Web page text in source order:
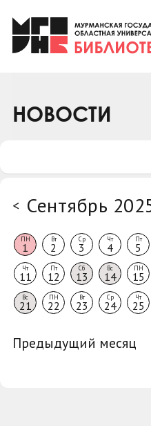
Клуб «Гиря и
Клуб
Коллегам
НОВОСТИ
< Сентябрь
ПН
1
Вт
2
Ср
3
Чт
4
Пт
5
Чт
11
Пт
12
Сб
13
Вс
14
ПН
15
Вс
21
ПН
22
Вт
23
Ср
24
Чт
25
Предыдущий месяц